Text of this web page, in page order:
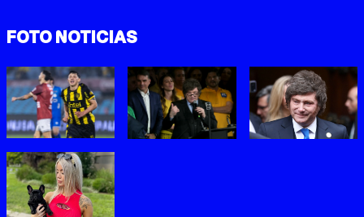
FOTO NOTICIAS